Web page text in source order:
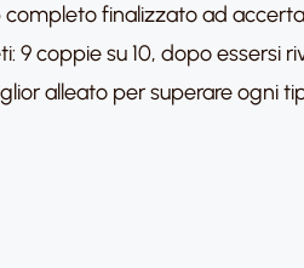
finalizzato ad
9 coppie su 10, dopo essersi
alleato per superare ogni